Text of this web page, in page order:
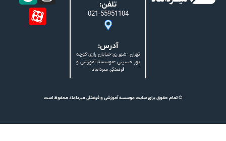
تلفن:
021-55951104
آدرس:
تهران -شهرری-خیابان رازی-کوچه
پور حسینی -موسسه آموزشی و
فرهنگی میرداماد
© تمام حقوق برای سایت موسسه آموزشی و فرهنگی میرداماد محفوظ است